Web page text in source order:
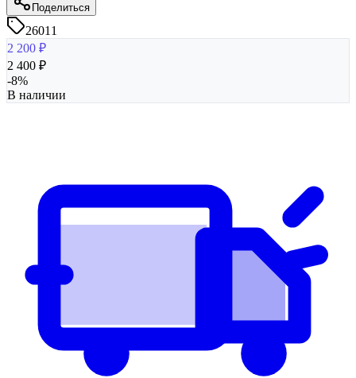
Поделиться
26011
2 200 ₽
2 400 ₽
-8%
В наличии